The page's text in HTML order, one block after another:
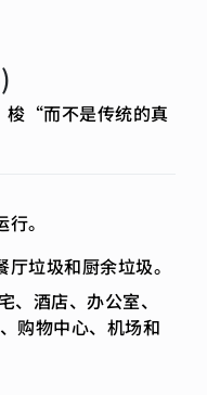
。
垃圾和厨余垃圾。
、酒店、办公室、
购物中心、机场和